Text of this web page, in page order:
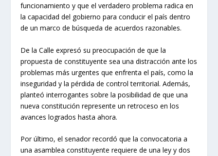
funcionamiento y que el verdadero problema radica en
la capacidad del gobierno para conducir el país dentro
de un marco de búsqueda de acuerdos razonables.
De la Calle expresó su preocupación de que la
propuesta de constituyente sea una distracción ante los
problemas más urgentes que enfrenta el país, como la
inseguridad y la pérdida de control territorial. Además,
planteó interrogantes sobre la posibilidad de que una
nueva constitución represente un retroceso en los
avances logrados hasta ahora.
Por último, el senador recordó que la convocatoria a
una asamblea constituyente requiere de una ley y dos